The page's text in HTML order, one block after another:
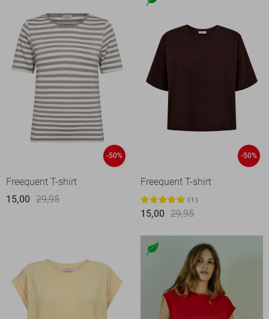
-50%
Freequent T-shirt
15,00 29,95
-50%
Freequent T-shirt
1
15,00 29,95